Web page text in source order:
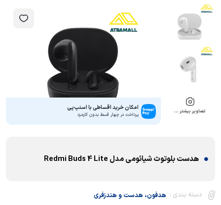
تصاویر بیشتر … امکان خرید اقساطی با اسنپ‌پی
پرداخت در چهار قسط بدون کارمزد
هدست بلوتوث شیائومی مدل Redmi Buds 4 Lite
دسته بندی : هدفون، هدست و هندزفری